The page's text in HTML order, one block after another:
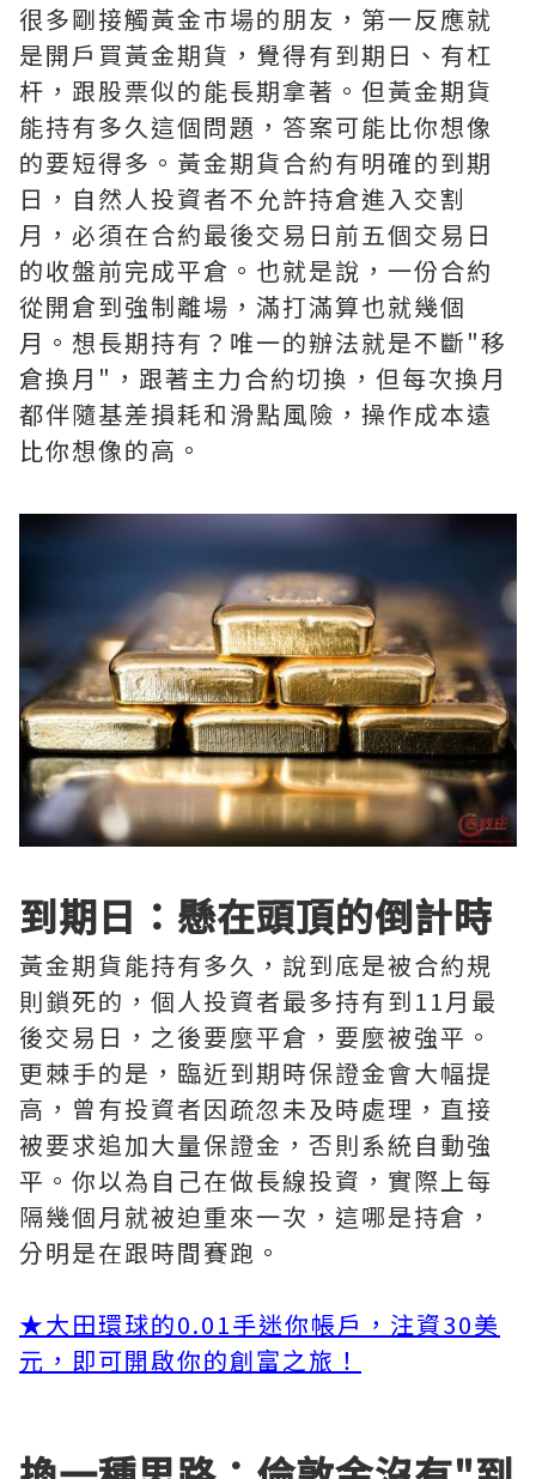
很多剛接觸黃金市場的朋友，第一反應就
是開戶買黃金期貨，覺得有到期日、有杠
杆，跟股票似的能長期拿著。但黃金期貨
能持有多久這個問題，答案可能比你想像
的要短得多。黃金期貨合約有明確的到期
日，自然人投資者不允許持倉進入交割
月，必須在合約最後交易日前五個交易日
的收盤前完成平倉。也就是說，一份合約
從開倉到強制離場，滿打滿算也就幾個
月。想長期持有？唯一的辦法就是不斷"移
倉換月"，跟著主力合約切換，但每次換月
都伴隨基差損耗和滑點風險，操作成本遠
比你想像的高。
到期日：懸在頭頂的倒計時
黃金期貨能持有多久，說到底是被合約規
則鎖死的，個人投資者最多持有到11月最
後交易日，之後要麼平倉，要麼被強平。
更棘手的是，臨近到期時保證金會大幅提
高，曾有投資者因疏忽未及時處理，直接
被要求追加大量保證金，否則系統自動強
平。你以為自己在做長線投資，實際上每
隔幾個月就被迫重來一次，這哪是持倉，
分明是在跟時間賽跑。
★大田環球的0.01手迷你帳戶，注資30美
元，即可開啟你的創富之旅！